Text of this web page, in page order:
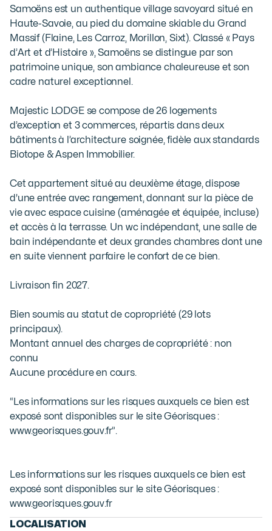
Samoëns est un authentique village savoyard situé en
Haute-Savoie, au pied du domaine skiable du Grand
Massif (Flaine, Les Carroz, Morillon, Sixt). Classé « Pays
d’Art et d’Histoire », Samoëns se distingue par son
patrimoine unique, son ambiance chaleureuse et son
cadre naturel exceptionnel.
Majestic LODGE se compose de 26 logements
d’exception et 3 commerces, répartis dans deux
bâtiments à l’architecture soignée, fidèle aux standards
Biotope & Aspen Immobilier.
Cet appartement situé au deuxième étage, dispose
d'une entrée avec rangement, donnant sur la pièce de
vie avec espace cuisine (aménagée et équipée, incluse)
et accès à la terrasse. Un wc indépendant, une salle de
bain indépendante et deux grandes chambres dont une
en suite viennent parfaire le confort de ce bien.
Livraison fin 2027.
Bien soumis au statut de copropriété (29 lots
principaux).
Montant annuel des charges de copropriété : non
connu
Aucune procédure en cours.
“Les informations sur les risques auxquels ce bien est
exposé sont disponibles sur le site Géorisques :
www.georisques.gouv.fr”.
Les informations sur les risques auxquels ce bien est
exposé sont disponibles sur le site Géorisques :
www.georisques.gouv.fr
LOCALISATION